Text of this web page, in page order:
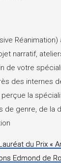
Réanimation)
narratif,
de votre
des internes
la
de genre, de la
du Prix «
Edmond de